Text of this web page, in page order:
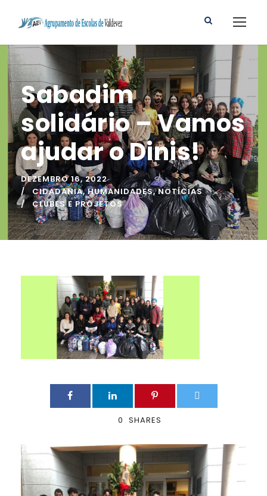
Sabadim
solidário – Vamos
ajudar o Dinis!
DEZEMBRO 16, 2022
CIDADANIA, HUMANIDADES, NOTÍCIAS
CLUBES E PROJETOS
0 SHARES